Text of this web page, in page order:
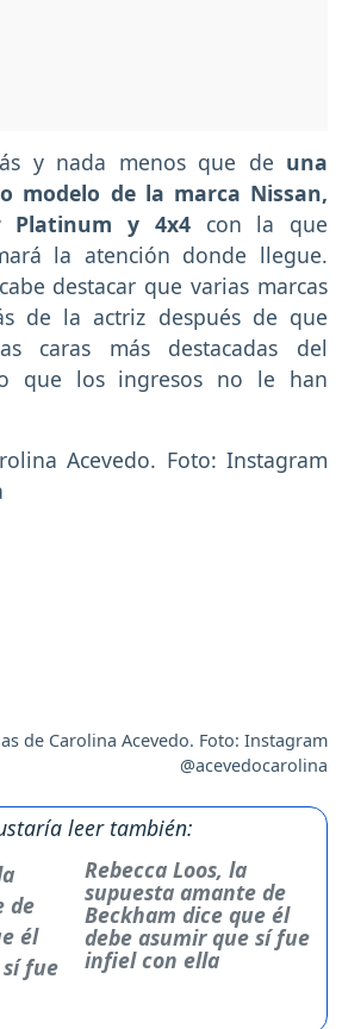
y nada menos que de una
modelo de la marca Nissan,
Platinum y 4x4con la que
la atención donde llegue.
destacar que varias marcas
de la actriz después de que
caras más destacadas del
que los ingresos no le han
de Carolina Acevedo. Foto: Instagram
@acevedocarolina
leer también:
Rebecca Loos, la
supuesta amante de
Beckham dice que él
debe asumir que sí fue
infiel con ella